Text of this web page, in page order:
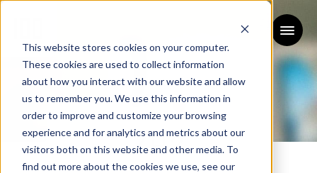
This website stores cookies on your computer.
These cookies are used to collect information
about how you interact with our website and allow
us to remember you. We use this information in
order to improve and customize your browsing
experience and for analytics and metrics about our
visitors both on this website and other media. To
find out more about the cookies we use, see our
ブログ
BLOG